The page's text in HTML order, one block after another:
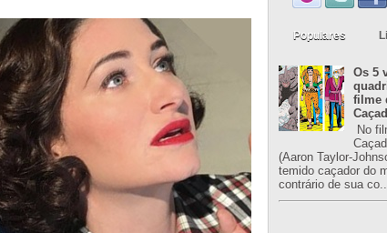
Populares
Os 5
filme
No
(Aaron Taylor-
temido caçador do
contrário de sua co...